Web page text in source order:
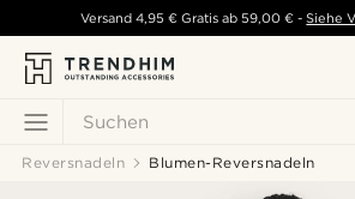
Suchen
Versand 4,95 € Gratis ab 59,00 € - Siehe
Reversnadeln Blumen-Reversnadeln